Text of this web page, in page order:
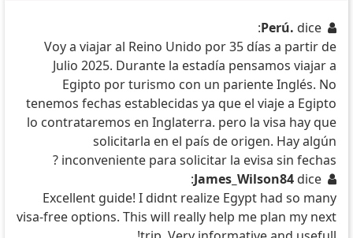
Perú. dice:
Voy a viajar al Reino Unido por 35 días a partir de
Julio 2025. Durante la estadía pensamos viajar a
Egipto por turismo con un pariente Inglés. No
tenemos fechas establecidas ya que el viaje a Egipto
lo contrataremos en Inglaterra. pero la visa hay que
solicitarla en el país de origen. Hay algún
inconveniente para solicitar la evisa sin fechas ?
James_Wilson84 dice:
Excellent guide! I didnt realize Egypt had so many
visa-free options. This will really help me plan my next